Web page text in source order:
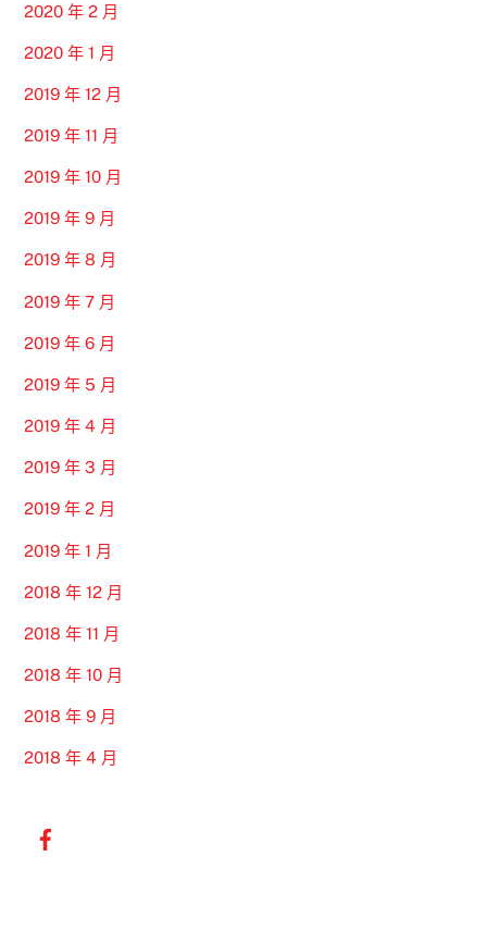
2020 年 2 月
2020 年 1 月
2019 年 12 月
2019 年 11 月
2019 年 10 月
2019 年 9 月
2019 年 8 月
2019 年 7 月
2019 年 6 月
2019 年 5 月
2019 年 4 月
2019 年 3 月
2019 年 2 月
2019 年 1 月
2018 年 12 月
2018 年 11 月
2018 年 10 月
2018 年 9 月
2018 年 4 月